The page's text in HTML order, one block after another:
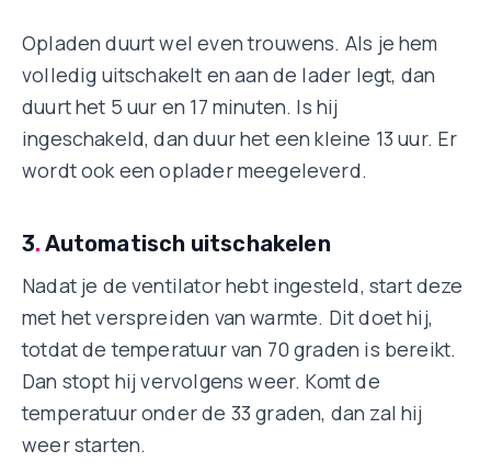
Opladen duurt wel even trouwens. Als je hem
volledig uitschakelt en aan de lader legt, dan
duurt het 5 uur en 17 minuten. Is hij
ingeschakeld, dan duur het een kleine 13 uur. Er
wordt ook een oplader meegeleverd.
3. Automatisch uitschakelen
Nadat je de ventilator hebt ingesteld, start deze
met het verspreiden van warmte. Dit doet hij,
totdat de temperatuur van 70 graden is bereikt.
Dan stopt hij vervolgens weer. Komt de
temperatuur onder de 33 graden, dan zal hij
weer starten.